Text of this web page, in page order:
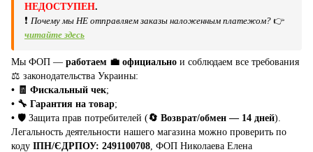
НЕДОСТУПЕН.
❗ Почему мы НЕ отправляем заказы наложенным платежом? 👉
читайте здесь
Мы ФОП — работаем 💼 официально и соблюдаем все требования
⚖️ законодательства Украины:
• 🧾 Фискальный чек;
• 🔧 Гарантия на товар;
• 🛡️ Защита прав потребителей (🔄 Возврат/обмен — 14 дней).
Легальность деятельности нашего магазина можно проверить по
коду ІПН/ЄДРПОУ: 2491100708 , ФОП Николаева Елена